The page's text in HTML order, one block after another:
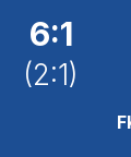
6:1
(2:1)